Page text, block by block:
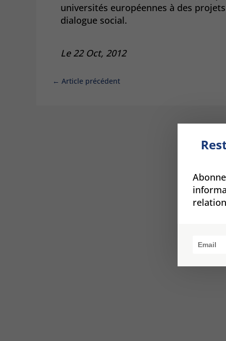
universités européennes à des
dialogue social.
Le 22 Oct, 2012
← Article précédent